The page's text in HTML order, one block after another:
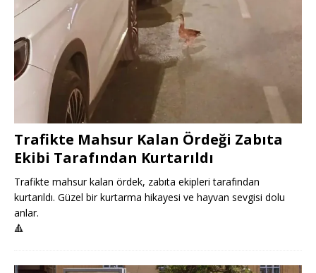
Trafikte Mahsur Kalan Ördeği Zabıta
Ekibi Tarafından Kurtarıldı
Trafikte mahsur kalan ördek, zabıta ekipleri tarafından
kurtarıldı. Güzel bir kurtarma hikayesi ve hayvan sevgisi dolu
anlar.
🔺